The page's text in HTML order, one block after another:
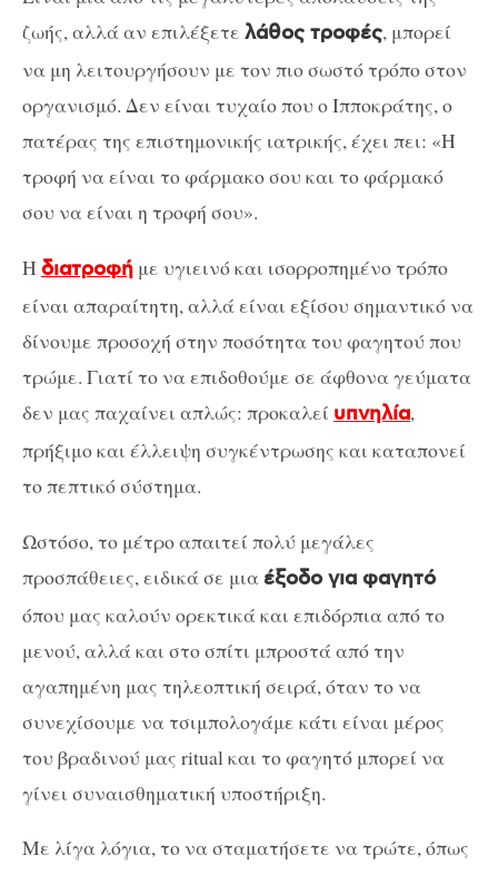
ζωής, αλλά αν επιλέξετε λάθος τροφές, μπορεί
να μη λειτουργήσουν με τον πιο σωστό τρόπο στον
οργανισμό. Δεν είναι τυχαίο που ο Ιπποκράτης, ο
πατέρας της επιστημονικής ιατρικής, έχει πει: «Η
τροφή να είναι το φάρμακο σου και το φάρμακό
σου να είναι η τροφή σου».
Η διατροφή με υγιεινό και ισορροπημένο τρόπο
είναι απαραίτητη, αλλά είναι εξίσου σημαντικό να
δίνουμε προσοχή στην ποσότητα του φαγητού που
τρώμε. Γιατί το να επιδοθούμε σε άφθονα γεύματα
δεν μας παχαίνει απλώς: προκαλεί υπνηλία,
πρήξιμο και έλλειψη συγκέντρωσης και καταπονεί
το πεπτικό σύστημα.
Ωστόσο, το μέτρο απαιτεί πολύ μεγάλες
προσπάθειες, ειδικά σε μια έξοδο για φαγητό
όπου μας καλούν ορεκτικά και επιδόρπια από το
μενού, αλλά και στο σπίτι μπροστά από την
αγαπημένη μας τηλεοπτική σειρά, όταν το να
συνεχίσουμε να τσιμπολογάμε κάτι είναι μέρος
του βραδινού μας ritual και το φαγητό μπορεί να
γίνει συναισθηματική υποστήριξη.
Με λίγα λόγια, το να σταματήσετε να τρώτε, όπως